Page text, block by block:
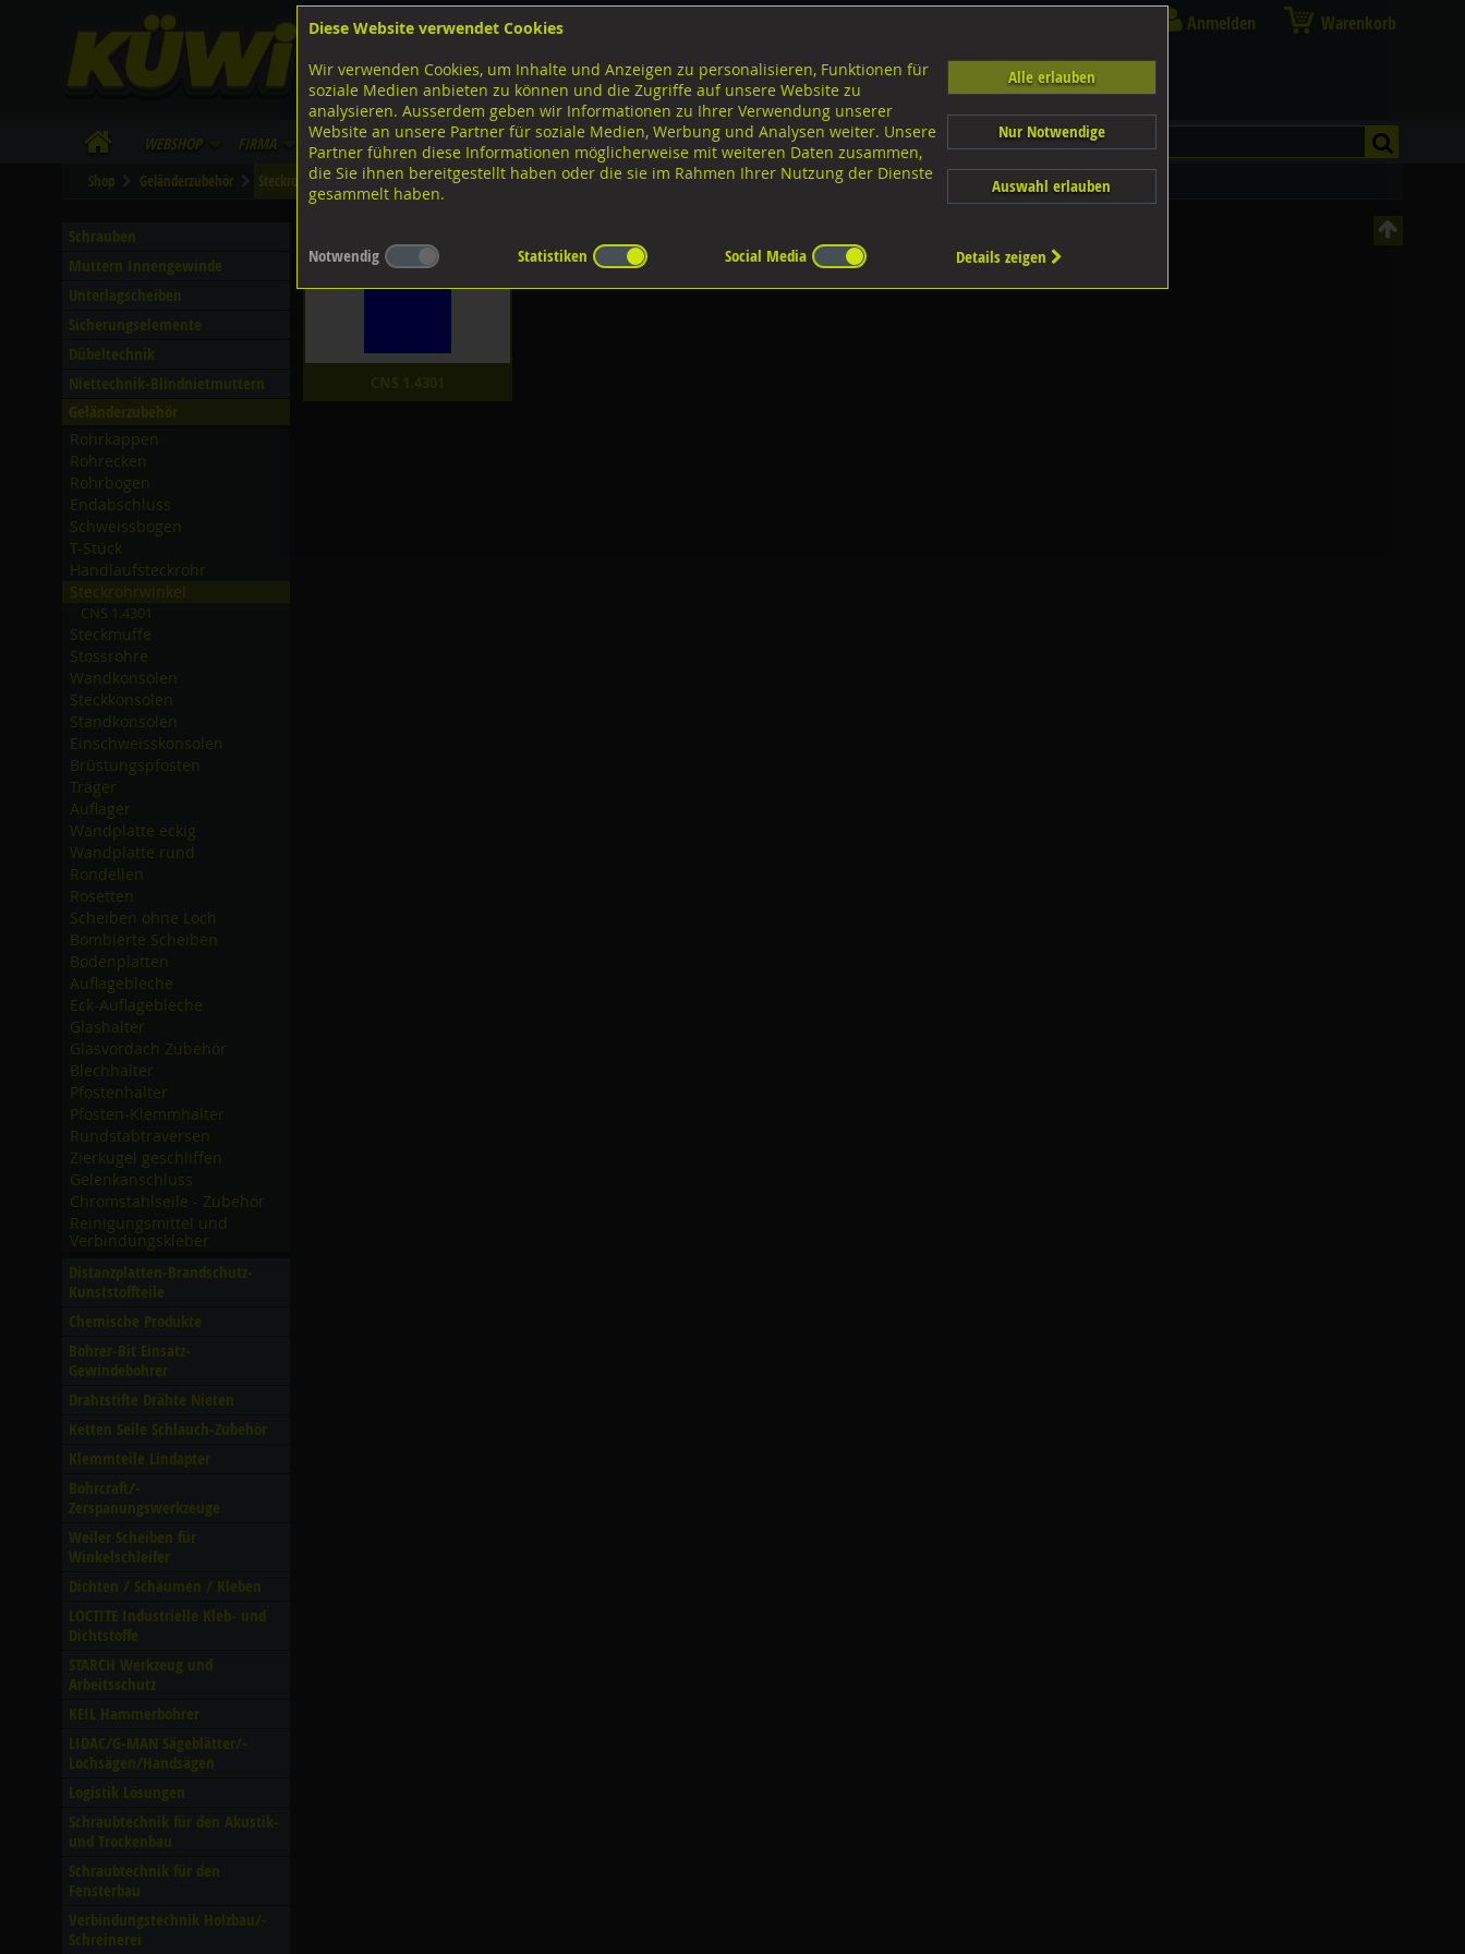
Lagerstrasse 8
Tel. 043 455 20 30
FB
IG
WebShop Firma Lieferinfo Infos/Downloads
Anmelden Warenkorb
Shop Geländerzubehör Steckrohrwinkel
Schrauben
Muttern Innengewinde
Unterlagscheiben
Sicherungselemente
Dübeltechnik
Niettechnik-Blindnietmuttern
Rohrkappen
Rohrecken
Rohrbogen
Endabschluss
Schweissbogen
T-Stück
Handlaufsteckrohr
CNS 1.4301
Steckmuffe
Stossrohre
Wandkonsolen
Steckkonsolen
Standkonsolen
Einschweisskonsolen
Brüstungspfosten
Träger
Auflager
Wandplatte eckig
Wandplatte rund
Rondellen
Rosetten
Scheiben ohne Loch
Bombierte Scheiben
Bodenplatten
Auflagebleche
Eck-Auflagebleche
Glashalter
Glasvordach Zubehör
Blechhalter
Pfostenhalter
Pfosten-Klemmhalter
Rundstabtraversen
Zierkugel geschliffen
Gelenkanschluss
Chromstahlseile - Zubehör
Reinigungsmittel und
Verbindungskleber
Distanzplatten-Brandschutz-
Kunststoffteile
Chemische Produkte
Bohrer-Bit Einsatz-
Gewindebohrer
Drahtstifte Drähte Nieten
Ketten Seile Schlauch-Zubehör
Klemmteile Lindapter
Bohrcraft/­
Zerspanungswerkzeuge
Weiler Scheiben für
Winkelschleifer
Dichten /­ Schäumen /­ Kleben
LOCTITE Industrielle Kleb- und
Dichtstoffe
STARCH Werkzeug und
Arbeitsschutz
KEIL Hammerbohrer
LIDAC/­G-MAN Sägeblätter/­
Lochsägen/­Handsägen
Logistik Lösungen
Schraubtechnik für den Akustik-
und Trockenbau
Schraubtechnik für den
Fensterbau
Verbindungstechnik Holzbau/­
Schreinerei
Diese Website verwendet Cookies
Wir verwenden Cookies, um Inhalte und Anzeigen zu personalisieren, Funktionen für
soziale Medien anbieten zu können und die Zugriffe auf unsere Website zu
analysieren. Ausserdem geben wir Informationen zu Ihrer Verwendung unserer
Website an unsere Partner für soziale Medien, Werbung und Analysen weiter. Unsere
Partner führen diese Informationen möglicherweise mit weiteren Daten zusammen,
die Sie ihnen bereitgestellt haben oder die sie im Rahmen Ihrer Nutzung der Dienste
gesammelt haben.
Alle erlauben
Nur Notwendige
Auswahl erlauben
Notwendig Statistiken Social Media Details zeigen